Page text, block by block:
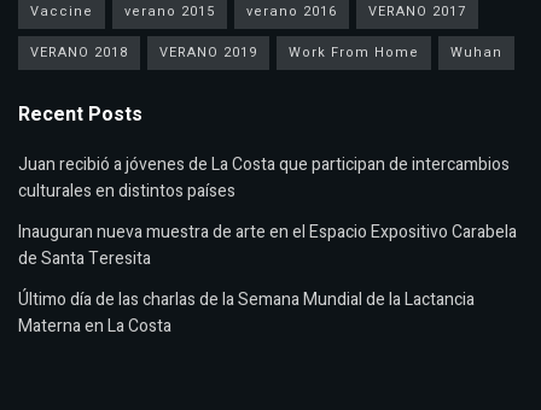
Vaccine
verano 2015 verano 2016
VERANO 2017
VERANO 2018
VERANO 2019 Work From Home Wuhan
Recent Posts
Juan recibió a jóvenes de La Costa que participan de intercambios
culturales en distintos países
Inauguran nueva muestra de arte en el Espacio Expositivo Carabela
de Santa Teresita
Último día de las charlas de la Semana Mundial de la Lactancia
Materna en La Costa